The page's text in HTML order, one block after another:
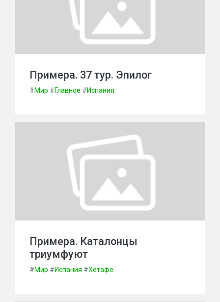
Примера. 37 тур. Эпилог
#Мир #Главное #Испания
Примера. Каталонцы
триумфуют
#Мир #Испания #Хетафе